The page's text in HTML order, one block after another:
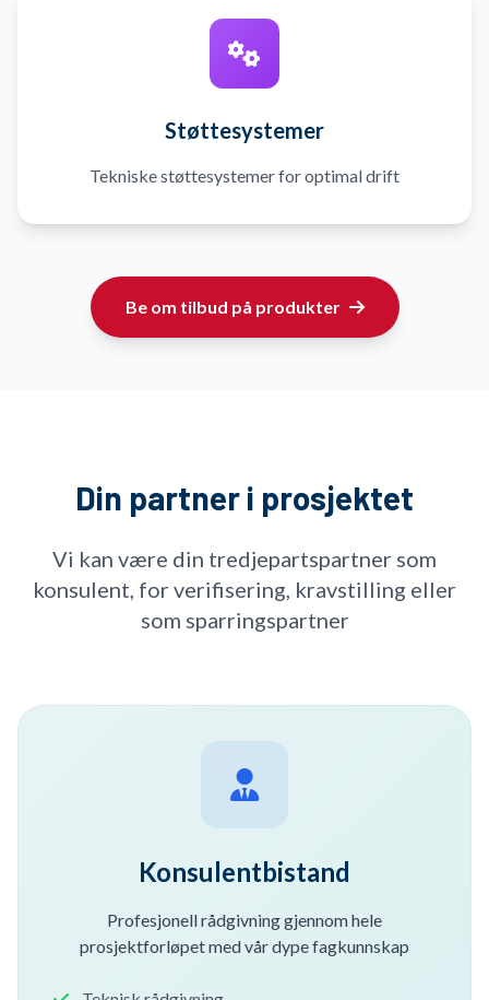
Støttesystemer
Tekniske støttesystemer for optimal drift
Be om tilbud på produkter
Din partner i prosjektet
Vi kan være din tredjepartspartner som
konsulent, for verifisering, kravstilling eller
som sparringspartner
Konsulentbistand
Profesjonell rådgivning gjennom hele
prosjektforløpet med vår dype fagkunnskap